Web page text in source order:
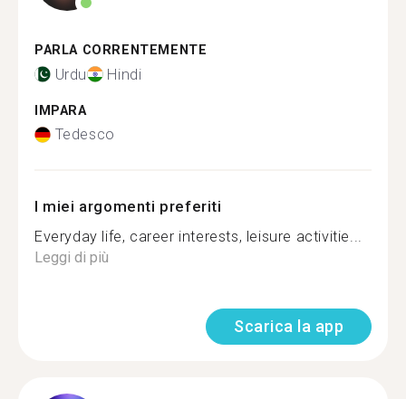
PARLA CORRENTEMENTE
Urdu Hindi
IMPARA
Tedesco
I miei argomenti preferiti
Everyday life, career interests, leisure activitie...
Leggi di più
Scarica la app